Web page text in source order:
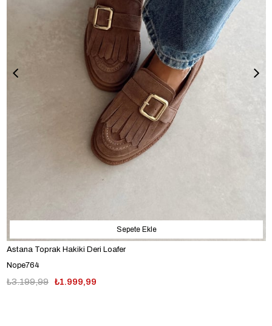
Astana Toprak Hakiki Deri Loafer
Nope764
₺1.999,99
₺3.199,99
Sepete Ekle